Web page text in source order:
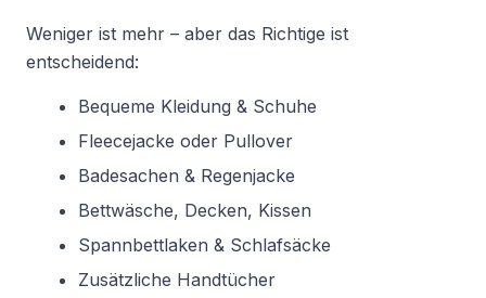
Weniger ist mehr – aber das Richtige ist
entscheidend:
Bequeme Kleidung & Schuhe
Fleecejacke oder Pullover
Badesachen & Regenjacke
Bettwäsche, Decken, Kissen
Spannbettlaken & Schlafsäcke
Zusätzliche Handtücher